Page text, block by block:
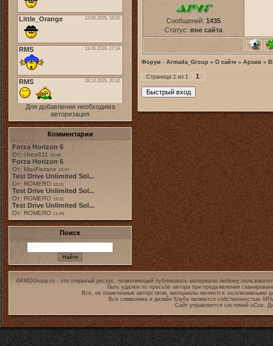
Для добавления необходима
авторизация
Комментарии
Forza Horizon 6
От: chep811 19:48
Forza Horizon 6
От: MaxFiorano 23:47
Test Drive Unlimited Sol...
От: ROMERO 18:31
Test Drive Unlimited Sol...
От: ROMERO 19:31
Test Drive Unlimited Sol...
От: ROMERO 11:49
Поиск
Сообщений: 1435
Статус: вне сайта
Форум - Armada_Group » О сайте » Архив »
Страница 1 из 1 1
ARMDGroup.ru - это открытый ресурс, позволяющий публиковать материалы любому
быть удален по просьбе автора при предъявлении
Все, не помеченные авторством, материалы являются эксклюзивными
Вся символика и дизайн Клуба являются собственностью
Сайт управляется системой uCoz.